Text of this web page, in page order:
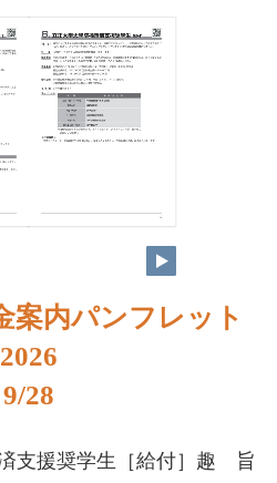
案内パンフレット
2026
9/28
支援奨学生［給付］趣 旨